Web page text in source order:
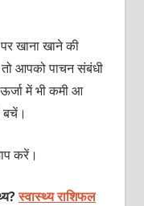
खाना खाने की
आपको पाचन संबंधी
में भी कमी आ
करें।
स्वास्थ्य राशिफल